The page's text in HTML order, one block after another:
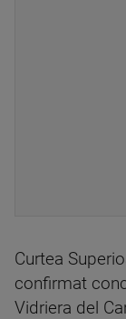
Curtea
confirmat
Vidriera del